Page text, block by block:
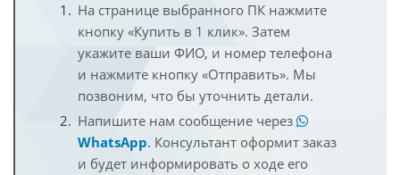
На странице выбранного ПК нажмите
кнопку «Купить в 1 клик». Затем
укажите ваши ФИО, и номер телефона
и нажмите кнопку «Отправить». Мы
позвоним, что бы уточнить детали.
Напишите нам сообщение через
WhatsApp. Консультант оформит заказ
и будет информировать о ходе его